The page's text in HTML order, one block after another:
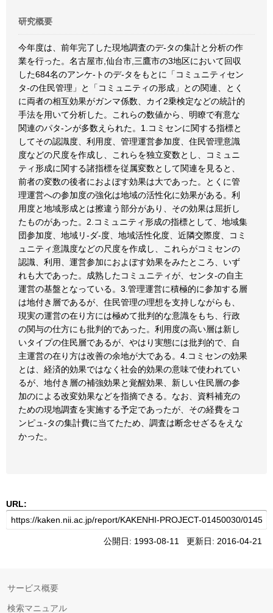
研究概要
今年度は、前年完了した現地調査のデ-タの集計と分析の作
業を行った。名古屋市,仙台市,三鷹市の3地区において回収
した684名のアンケ-トのデ-タをもとに「コミュニティセン
タ-の住民管理」と「コミュニティの形成」との関連、とく
に両者の相互効果がガンマ係数、カイ2乗検定などの統計的
手法を用いて分析した。これらの数値から、明瞭で有意な
関連のパタ-ンが多数えられた。1.コミセンに関する指標と
してその認識度、利用度、管理運営参加度、住民管理意識
度などの尺度を作成し、これらを独立変数とし、コミュニ
ティ形成に関する諸指標を従属変数として関連を見ると、
前者の変数の後者におよぼす効果は大であった。とくに管
理運営への参加度の強化は地域の活性化に効果がある。利
用度と地域形成とは擦違う部分があり、その効果は屈折し
たものがあった。2.コミュニティ形成の指標として、地域集
団参加度、地域リ-ダ-度、地域活性化度、近隣交際度、コミ
ュニティ意識度などの尺度を作成し、これらがコミセンの
認識、利用、運営参加におよぼす効果をみたところ、いず
れも大であった。成熟したコミュニティが、センタ-の自主
運営の基盤となっている。3.管理運営に積極的に参加する層
は地付き層であるが、住民管理の理想を支持しながらも、
現実の運営の在り方には極めて批判的な意識をもち、行政
の関与の仕方にも批判的であった。利用度の高い層は新し
いタイプの住民層であるが、やはり実態には批判的で、自
主運営の在り方は改善の余地が大である。4.コミセンの効果
とは、経済的効果ではなく社会的効果の意味で使われてい
るが、地付き層の補強効果と覚醒効果、新しい住民層の参
加のによる改変効果などを指摘できる。なお、資料補充の
ための現地調査を実施する予定であったが、その経費をコ
ンピュ-タの集計費に当てたため、調査は断念せざるをえな
かった。
URL:
公開日: 1993-08-11 更新日: 2016-04-21
サービス概要
検索マニュアル